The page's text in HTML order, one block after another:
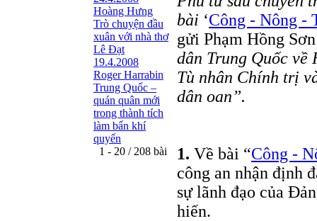
Hoàng Hưng
Trò chuyện đầu
xuân với nhà thơ
Lê Đạt
19.4.2008
Roger Harrabin
Trung Quốc –
quán quân mới
trong thành tích
làm bẩn khí
quyển
1 - 20 / 208 bài
bài ‘Công - Nông -
gửi Phạm Hồng
dân Trung Quốc về
Tù nhân Chính trị
dân oan”.
1. Về bài “Công -
công an nhận định
sự lãnh đạo của
hiến.